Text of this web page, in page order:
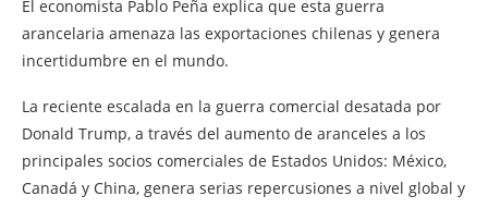
El economista Pablo Peña explica que esta guerra
arancelaria amenaza las exportaciones chilenas y genera
incertidumbre en el mundo.
La reciente escalada en la guerra comercial desatada por
Donald Trump, a través del aumento de aranceles a los
principales socios comerciales de Estados Unidos: México,
Canadá y China, genera serias repercusiones a nivel global y